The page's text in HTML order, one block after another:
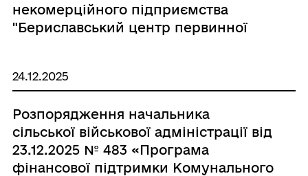
некомерційного підприємства
"Бериславський центр первинної
рік (в новій редакції)»
24.12.2025
Розпорядження начальника
сільської військової адміністрації від
23.12.2025 № 483 «Програма
фінансової підтримки Комунального